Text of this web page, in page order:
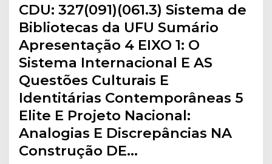
CDU: 327(091)(061.3) Sistema de
Bibliotecas da UFU Sumário
Apresentação 4 EIXO 1: O
Sistema Internacional E AS
Questões Culturais E
Identitárias Contemporâneas 5
Elite E Projeto Nacional:
Analogias E Discrepâncias NA
Construção DE…